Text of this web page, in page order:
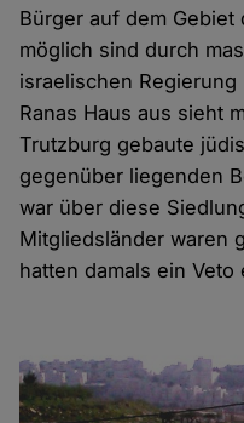
Bürger auf dem
möglich sind durch
israelischen
Ranas Haus aus sieht
Trutzburg gebaute
gegenüber liegenden
war über diese
Mitgliedsländer waren
hatten damals ein Veto